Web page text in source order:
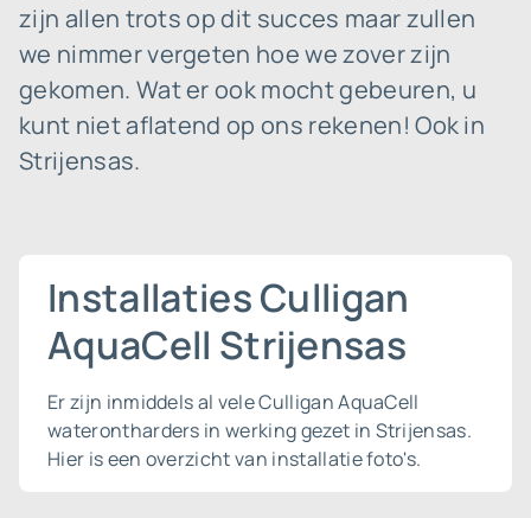
zijn allen trots op dit succes maar zullen
we nimmer vergeten hoe we zover zijn
gekomen. Wat er ook mocht gebeuren, u
kunt niet aflatend op ons rekenen! Ook in
Strijensas.
Installaties Culligan
AquaCell Strijensas
Er zijn inmiddels al vele Culligan AquaCell
waterontharders in werking gezet in Strijensas.
Hier is een overzicht van installatie foto's.